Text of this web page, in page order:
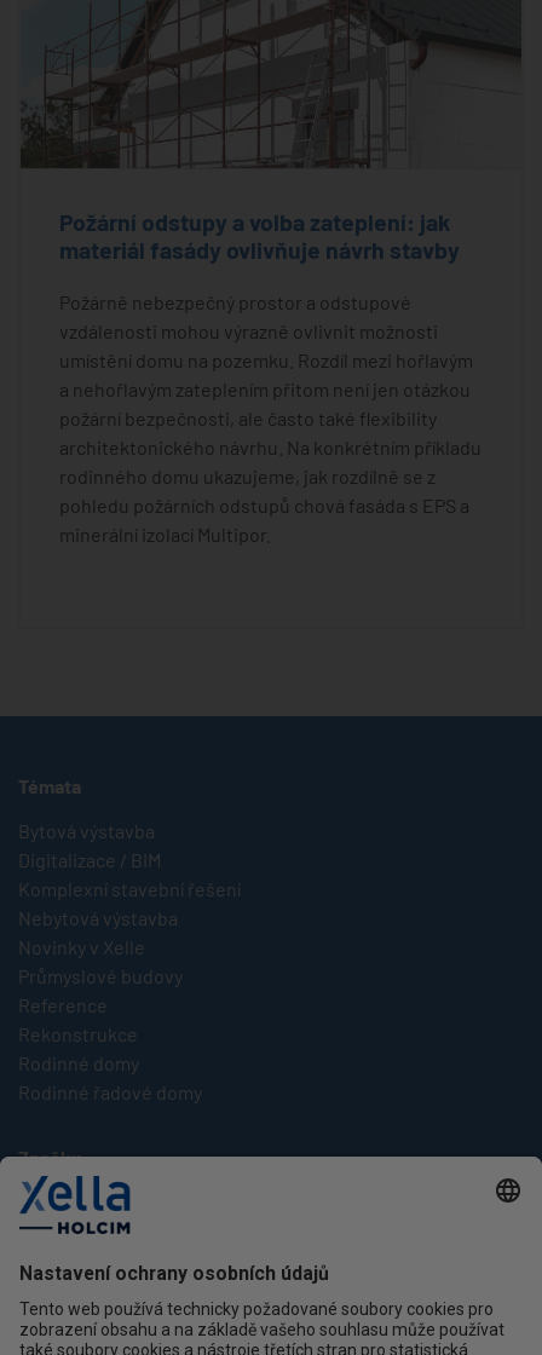
Požární odstupy a volba zateplení: jak
materiál fasády ovlivňuje návrh stavby
Požárně nebezpečný prostor a odstupové
vzdálenosti mohou výrazně ovlivnit možnosti
umístění domu na pozemku. Rozdíl mezi hořlavým
a nehořlavým zateplením přitom není jen otázkou
požární bezpečnosti, ale často také flexibility
architektonického návrhu. Na konkrétním příkladu
rodinného domu ukazujeme, jak rozdílně se z
pohledu požárních odstupů chová fasáda s EPS a
minerální izolací Multipor.
Témata
Bytová výstavba
Digitalizace / BIM
Komplexní stavební řešení
Nebytová výstavba
Novinky v Xelle
Průmyslové budovy
Reference
Rekonstrukce
Rodinné domy
Rodinné řadové domy
Značky
Multipor
Silka
Xella